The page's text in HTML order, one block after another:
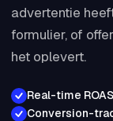
advertentie
formulier, of
het oplevert.
Real-time
Conversion-